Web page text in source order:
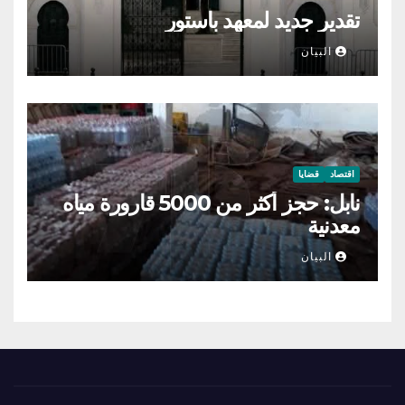
تقدير جديد لمعهد باستور
البيان
اقتصاد قضايا
نابل: حجز أكثر من 5000 قارورة مياه
معدنية
البيان